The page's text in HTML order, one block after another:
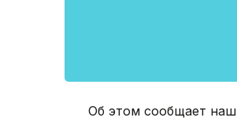
Об этом сообщает наш